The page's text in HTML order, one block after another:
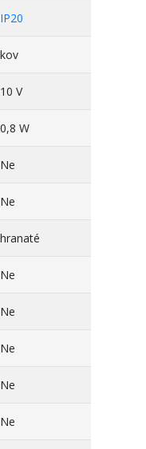
IP20
kov
10 V
0,8 W
Ne
Ne
hranaté
Ne
Ne
Ne
Ne
Ne